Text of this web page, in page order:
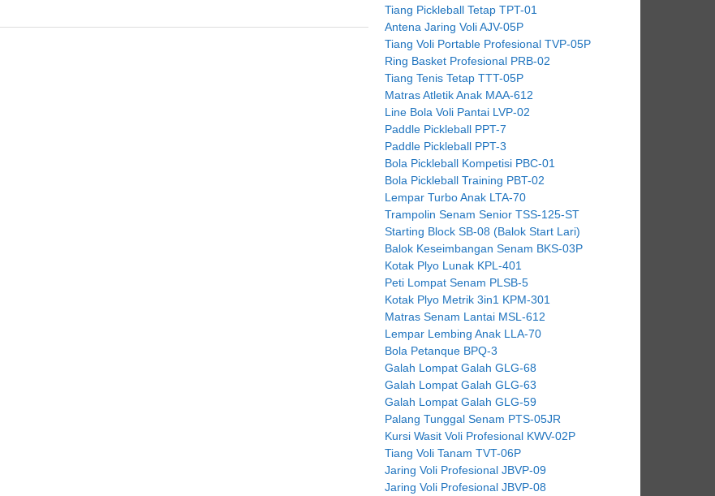
Tiang Pickleball Tetap TPT-01
Antena Jaring Voli AJV-05P
Tiang Voli Portable Profesional TVP-05P
Ring Basket Profesional PRB-02
Tiang Tenis Tetap TTT-05P
Matras Atletik Anak MAA-612
Line Bola Voli Pantai LVP-02
Paddle Pickleball PPT-7
Paddle Pickleball PPT-3
Bola Pickleball Kompetisi PBC-01
Bola Pickleball Training PBT-02
Lempar Turbo Anak LTA-70
Trampolin Senam Senior TSS-125-ST
Starting Block SB-08 (Balok Start Lari)
Balok Keseimbangan Senam BKS-03P
Kotak Plyo Lunak KPL-401
Peti Lompat Senam PLSB-5
Kotak Plyo Metrik 3in1 KPM-301
Matras Senam Lantai MSL-612
Lempar Lembing Anak LLA-70
Bola Petanque BPQ-3
Galah Lompat Galah GLG-68
Galah Lompat Galah GLG-63
Galah Lompat Galah GLG-59
Palang Tunggal Senam PTS-05JR
Kursi Wasit Voli Profesional KWV-02P
Tiang Voli Tanam TVT-06P
Jaring Voli Profesional JBVP-09
Jaring Voli Profesional JBVP-08